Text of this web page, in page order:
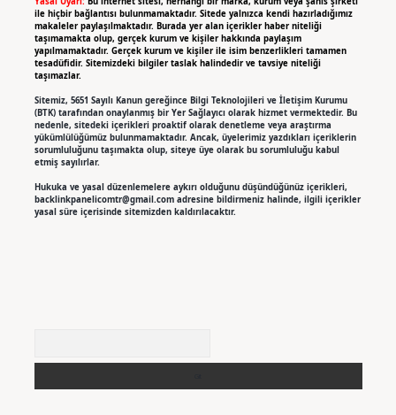
ile hiçbir bağlantısı bulunmamaktadır. Sitede yalnızca kendi hazırladığımız
makaleler paylaşılmaktadır. Burada yer alan içerikler haber niteliği
taşımamakta olup, gerçek kurum ve kişiler hakkında paylaşım
yapılmamaktadır. Gerçek kurum ve kişiler ile isim benzerlikleri tamamen
tesadüfidir. Sitemizdeki bilgiler taslak halindedir ve tavsiye niteliği
taşımazlar.
Sitemiz, 5651 Sayılı Kanun gereğince Bilgi Teknolojileri ve İletişim Kurumu
(BTK) tarafından onaylanmış bir Yer Sağlayıcı olarak hizmet vermektedir. Bu
nedenle, sitedeki içerikleri proaktif olarak denetleme veya araştırma
yükümlülüğümüz bulunmamaktadır. Ancak, üyelerimiz yazdıkları içeriklerin
sorumluluğunu taşımakta olup, siteye üye olarak bu sorumluluğu kabul
etmiş sayılırlar.
Hukuka ve yasal düzenlemelere aykırı olduğunu düşündüğünüz içerikleri,
backlinkpanelicomtr@gmail.comadresine bildirmeniz halinde, ilgili içerikler
yasal süre içerisinde sitemizden kaldırılacaktır.